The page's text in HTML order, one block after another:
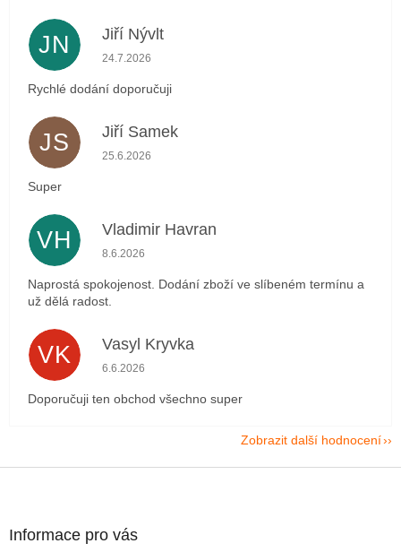
JN Jiří Nývlt
Hodnocení obchodu je 5 z 5 hvězdiček.
24.7.2026
Rychlé dodání doporučuji
JS Jiří Samek
Hodnocení obchodu je 5 z 5 hvězdiček.
25.6.2026
Super
VH Vladimir Havran
Hodnocení obchodu je 5 z 5 hvězdiček.
8.6.2026
Naprostá spokojenost. Dodání zboží ve slíbeném termínu a
už dělá radost.
VK Vasyl Kryvka
Hodnocení obchodu je 5 z 5 hvězdiček.
6.6.2026
Doporučuji ten obchod všechno super
Zobrazit další hodnocení
Informace pro vás